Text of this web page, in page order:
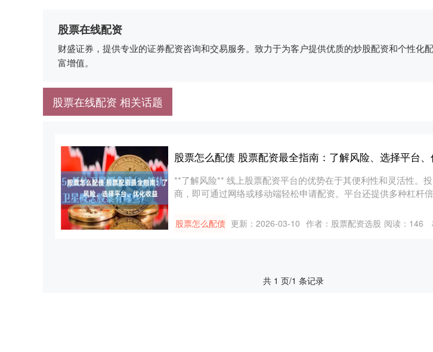
股票在线配资
财盛证券，提供专业的证券配资咨询和交易服务。致力于为客户提供优质的炒股配资和个性化
富增值。
股票在线配资 相关话题
股票怎么配债 股票配资最全指南：了解风险、选择平台
**了解风险** 线上股票配资平台的优势在于其便利性和灵活性。
商，即可通过网络或移动端轻松申请配资。平台还提供多种杠杆
股票怎么配债 更新：2026-03-10 作者：股票配资选股 阅读： 146
共 1 页/1 条记录